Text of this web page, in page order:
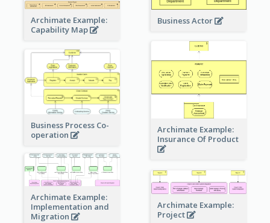
Business Actor
Archimate Example:
Capability Map
Archimate Example:
Insurance Of Product
Business Process Co-
operation
Archimate Example:
Implementation and
Migration
Archimate Example:
Project